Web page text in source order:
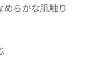
らかな肌触り